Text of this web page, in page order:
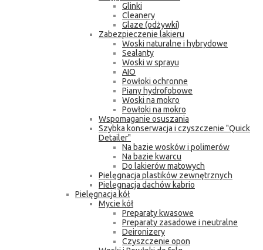
Glinki
Cleanery
Glaze (odżywki)
Zabezpieczenie lakieru
Woski naturalne i hybrydowe
Sealanty
Woski w sprayu
AIO
Powłoki ochronne
Piany hydrofobowe
Woski na mokro
Powłoki na mokro
Wspomaganie osuszania
Szybka konserwacja i czyszczenie "Quick
Detailer"
Na bazie wosków i polimerów
Na bazie kwarcu
Do lakierów matowych
Pielęgnacja plastików zewnętrznych
Pielęgnacja dachów kabrio
Pielęgnacja kół
Mycie kół
Preparaty kwasowe
Preparaty zasadowe i neutralne
Deironizery
Czyszczenie opon